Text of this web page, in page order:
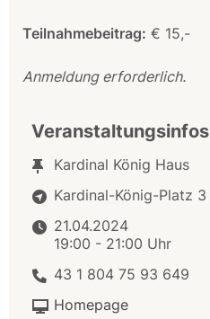
Teilnahmebeitrag: € 15,-
Anmeldung erforderlich.
Veranstaltungsinfos
Kardinal König Haus
Kardinal-König-Platz 3
21.04.2024
19:00 - 21:00 Uhr
43 1 804 75 93 649
Homepage